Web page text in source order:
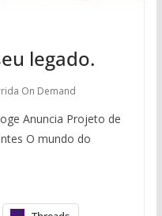
legado.
On Demand
Anuncia Projeto de
O mundo do